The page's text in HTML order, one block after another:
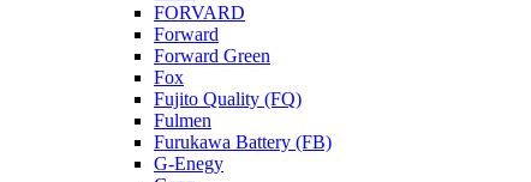
FORVARD
Forward
Forward Green
Fox
Fujito Quality (FQ)
Fulmen
Furukawa Battery (FB)
G-Enegy